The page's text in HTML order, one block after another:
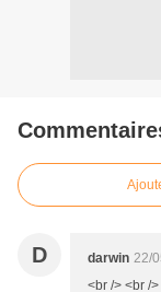
D darwin 22/
<br /> <br /